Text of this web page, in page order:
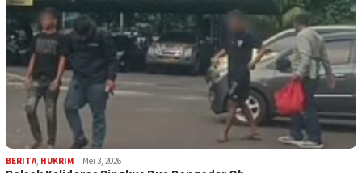
BERITA, HUKRIM Mei 3, 2026